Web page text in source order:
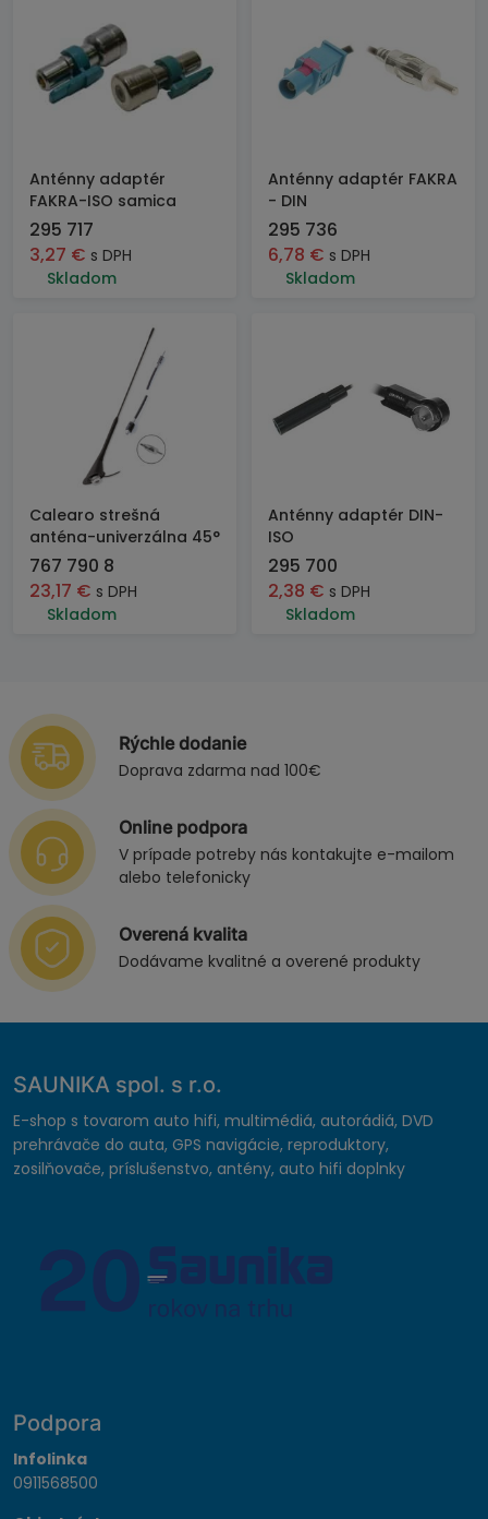
Anténny adaptér
FAKRA-ISO samica
295 717
3,27 € s DPH
Skladom
Anténny adaptér FAKRA
- DIN
295 736
6,78 € s DPH
Skladom
Calearo strešná
anténa-univerzálna 45°
767 790 8
23,17 € s DPH
Skladom
Anténny adaptér DIN-
ISO
295 700
2,38 € s DPH
Skladom
Rýchle dodanie
Doprava zdarma nad 100€
Online podpora
V prípade potreby nás kontakujte e-mailom
alebo telefonicky
Overená kvalita
Dodávame kvalitné a overené produkty
SAUNIKA spol. s r.o.
E-shop s tovarom auto hifi, multimédiá, autorádiá, DVD
prehrávače do auta, GPS navigácie, reproduktory,
zosilňovače, príslušenstvo, antény, auto hifi doplnky
Podpora
Infolinka
0911568500